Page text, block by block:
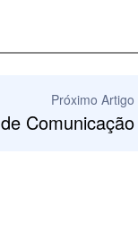
Próximo Artigo
Comunicação